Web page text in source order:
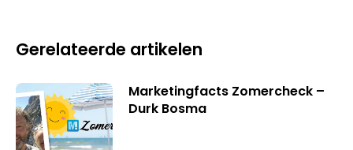
Gerelateerde artikelen
Marketingfacts Zomercheck –
Durk Bosma